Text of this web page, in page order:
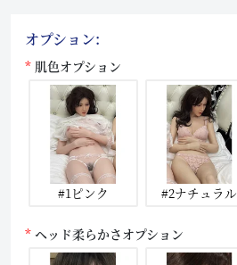
オプション:
肌色オプション
#1ピンク #2ナチュラル
ヘッド柔らかさオプション